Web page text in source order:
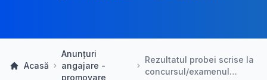
Acasă
Anunțuri
angajare -
promovare
Rezultatul probei scrise la
concursul/examenul…